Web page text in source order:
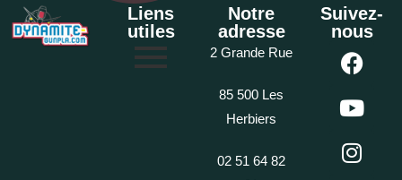
Liens
utiles
Notre
adresse
2 Grande Rue
85 500 Les
Herbiers
02 51 64 82
Suivez-
nous